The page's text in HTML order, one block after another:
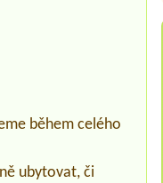
během celého
ubytovat, či